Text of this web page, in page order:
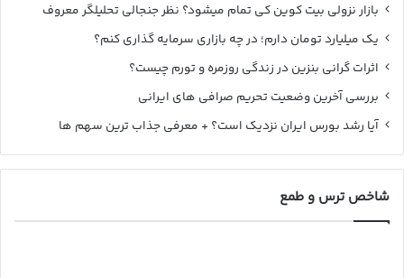
بازار نزولی بیت کوین کی تمام میشود؟ نظر جنجالی تحلیلگر معروف
یک میلیارد تومان دارم؛ در چه بازاری سرمایه گذاری کنم؟
اثرات گرانی بنزین در زندگی روزمره و تورم چیست؟
بررسی آخرین وضعیت تحریم صرافی های ایرانی
آیا رشد بورس ایران نزدیک است؟ + معرفی جذاب ترین سهم ها
شاخص ترس و طمع